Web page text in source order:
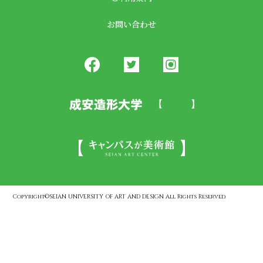
お問い合わせ
Copyright©SEIAN UNIVERSITY OF ART AND DESIGN All Rights Reserved.